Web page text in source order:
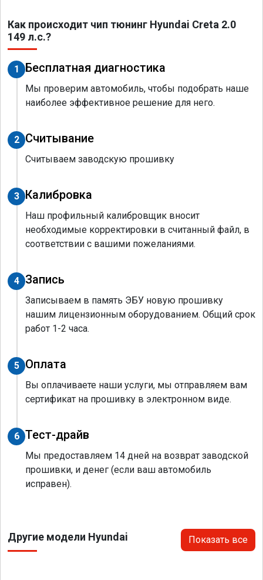
Как происходит чип тюнинг Hyundai Creta 2.0
149 л.с.?
1 Бесплатная диагностика
Мы проверим автомобиль, чтобы подобрать наше
наиболее эффективное решение для него.
2 Считывание
Считываем заводскую прошивку
3 Калибровка
Наш профильный калибровщик вносит
необходимые корректировки в считанный файл, в
соответствии с вашими пожеланиями.
4 Запись
Записываем в память ЭБУ новую прошивку
нашим лицензионным оборудованием. Общий срок
работ 1-2 часа.
5 Оплата
Вы оплачиваете наши услуги, мы отправляем вам
сертификат на прошивку в электронном виде.
6 Тест-драйв
Мы предоставляем 14 дней на возврат заводской
прошивки, и денег (если ваш автомобиль
исправен).
Другие модели Hyundai Показать все